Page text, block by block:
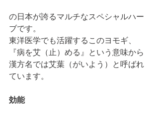
の日本が誇るマルチなスペシャルハー
ブです。
東洋医学でも活躍するこのヨモギ、
『病を艾（止）める』という意味から
漢方名では艾葉（がいよう）と呼ばれ
ています。
効能